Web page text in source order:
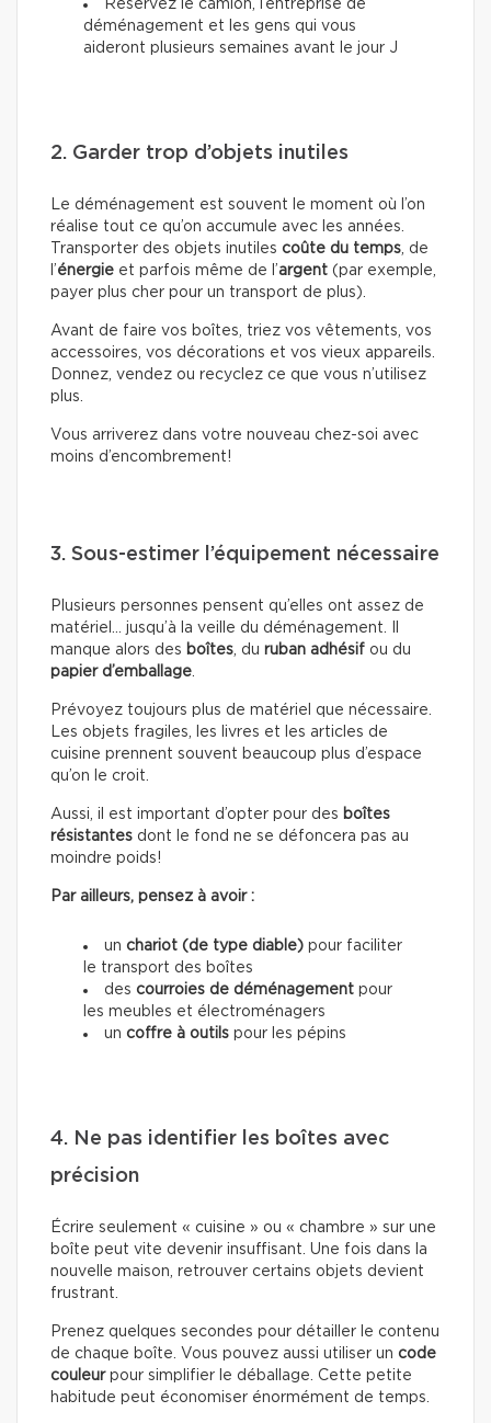
Réservez le camion, l’entreprise de
déménagement et les gens qui vous
aideront plusieurs semaines avant le jour J
2. Garder trop d’objets inutiles
Le déménagement est souvent le moment où l’on
réalise tout ce qu’on accumule avec les années.
Transporter des objets inutiles coûte du temps, de
l’énergie et parfois même de l’argent (par exemple,
payer plus cher pour un transport de plus).
Avant de faire vos boîtes, triez vos vêtements, vos
accessoires, vos décorations et vos vieux appareils.
Donnez, vendez ou recyclez ce que vous n’utilisez
plus.
Vous arriverez dans votre nouveau chez-soi avec
moins d’encombrement!
3. Sous-estimer l’équipement nécessaire
Plusieurs personnes pensent qu’elles ont assez de
matériel… jusqu’à la veille du déménagement. Il
manque alors des boîtes, du ruban adhésif ou du
papier d’emballage.
Prévoyez toujours plus de matériel que nécessaire.
Les objets fragiles, les livres et les articles de
cuisine prennent souvent beaucoup plus d’espace
qu’on le croit.
Aussi, il est important d’opter pour des boîtes
résistantes dont le fond ne se défoncera pas au
moindre poids!
Par ailleurs, pensez à avoir :
un chariot (de type diable) pour faciliter
le transport des boîtes
des courroies de déménagement pour
les meubles et électroménagers
un coffre à outils pour les pépins
4. Ne pas identifier les boîtes avec
précision
Écrire seulement « cuisine » ou « chambre » sur une
boîte peut vite devenir insuffisant. Une fois dans la
nouvelle maison, retrouver certains objets devient
frustrant.
Prenez quelques secondes pour détailler le contenu
de chaque boîte. Vous pouvez aussi utiliser un code
couleurpour simplifier le déballage. Cette petite
habitude peut économiser énormément de temps.